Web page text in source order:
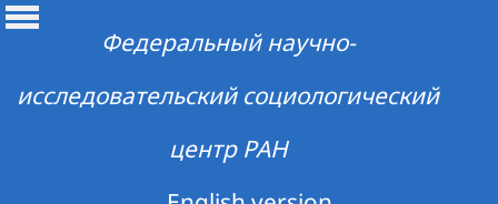
Федеральный научно-
исследовательский социологический
центр РАН